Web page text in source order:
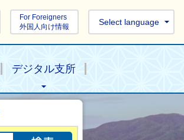
For Foreigners
外国人向け情報
Select language
デジタル支所
目的の情報を探